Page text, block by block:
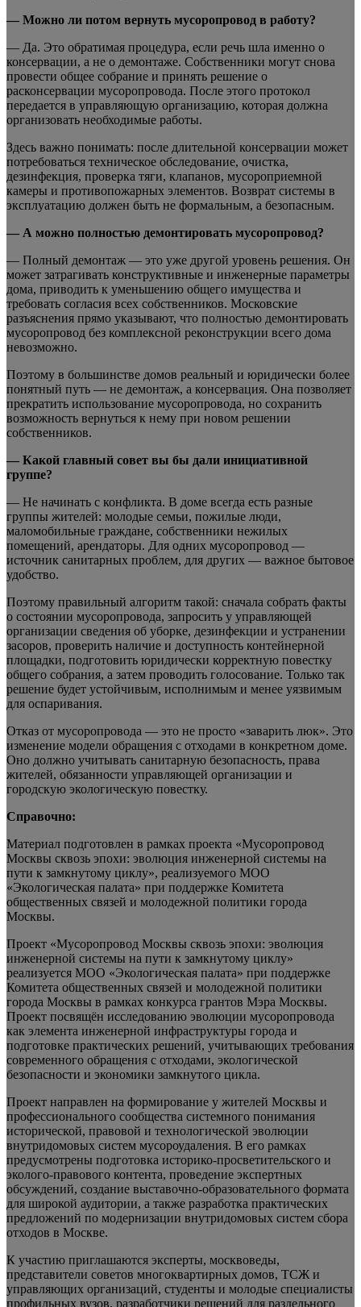
— Можно ли потом вернуть мусоропровод в работу?
— Да. Это обратимая процедура, если речь шла именно о
консервации, а не о демонтаже. Собственники могут снова
провести общее собрание и принять решение о
расконсервации мусоропровода. После этого протокол
передается в управляющую организацию, которая должна
организовать необходимые работы.
Здесь важно понимать: после длительной консервации может
потребоваться техническое обследование, очистка,
дезинфекция, проверка тяги, клапанов, мусороприемной
камеры и противопожарных элементов. Возврат системы в
эксплуатацию должен быть не формальным, а безопасным.
— А можно полностью демонтировать мусоропровод?
— Полный демонтаж — это уже другой уровень решения. Он
может затрагивать конструктивные и инженерные параметры
дома, приводить к уменьшению общего имущества и
требовать согласия всех собственников. Московские
разъяснения прямо указывают, что полностью демонтировать
мусоропровод без комплексной реконструкции всего дома
невозможно.
Поэтому в большинстве домов реальный и юридически более
понятный путь — не демонтаж, а консервация. Она позволяет
прекратить использование мусоропровода, но сохранить
возможность вернуться к нему при новом решении
собственников.
— Какой главный совет вы бы дали инициативной
группе?
— Не начинать с конфликта. В доме всегда есть разные
группы жителей: молодые семьи, пожилые люди,
маломобильные граждане, собственники нежилых
помещений, арендаторы. Для одних мусоропровод —
источник санитарных проблем, для других — важное бытовое
удобство.
Поэтому правильный алгоритм такой: сначала собрать факты
о состоянии мусоропровода, запросить у управляющей
организации сведения об уборке, дезинфекции и устранении
засоров, проверить наличие и доступность контейнерной
площадки, подготовить юридически корректную повестку
общего собрания, а затем проводить голосование. Только так
решение будет устойчивым, исполнимым и менее уязвимым
для оспаривания.
Отказ от мусоропровода — это не просто «заварить люк». Это
изменение модели обращения с отходами в конкретном доме.
Оно должно учитывать санитарную безопасность, права
жителей, обязанности управляющей организации и
городскую экологическую повестку.
Справочно:
Материал подготовлен в рамках проекта «Мусоропровод
Москвы сквозь эпохи: эволюция инженерной системы на
пути к замкнутому циклу», реализуемого МОО
«Экологическая палата» при поддержке Комитета
общественных связей и молодежной политики города
Москвы.
Проект «Мусоропровод Москвы сквозь эпохи: эволюция
инженерной системы на пути к замкнутому циклу»
реализуется МОО «Экологическая палата» при поддержке
Комитета общественных связей и молодежной политики
города Москвы в рамках конкурса грантов Мэра Москвы.
Проект посвящён исследованию эволюции мусоропровода
как элемента инженерной инфраструктуры города и
подготовке практических решений, учитывающих требования
современного обращения с отходами, экологической
безопасности и экономики замкнутого цикла.
Проект направлен на формирование у жителей Москвы и
профессионального сообщества системного понимания
исторической, правовой и технологической эволюции
внутридомовых систем мусороудаления. В его рамках
предусмотрены подготовка историко-просветительского и
эколого-правового контента, проведение экспертных
обсуждений, создание выставочно-образовательного формата
для широкой аудитории, а также разработка практических
предложений по модернизации внутридомовых систем сбора
отходов в Москве.
К участию приглашаются эксперты, москвоведы,
представители советов многоквартирных домов, ТСЖ и
управляющих организаций, студенты и молодые специалисты
профильных вузов, разработчики решений для раздельного